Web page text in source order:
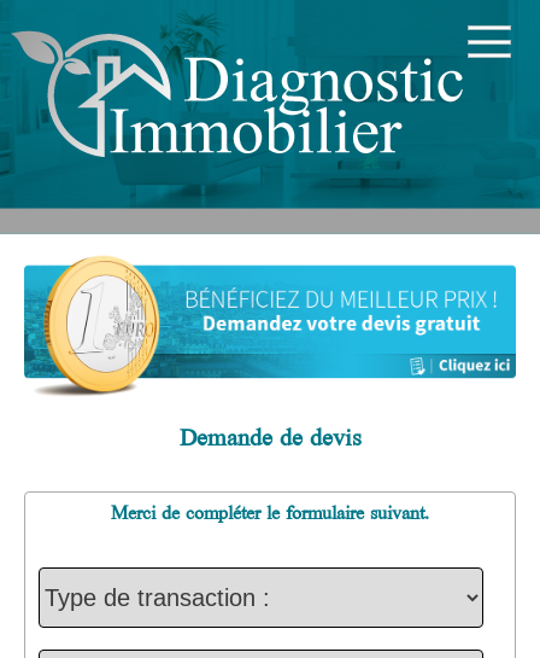
Demande de devis
Merci de compléter le formulaire suivant.